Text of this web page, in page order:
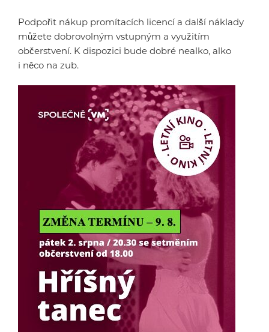
Podpořit nákup promítacích licencí a další náklady
můžete dobrovolným vstupným a využitím
občerstvení. K dispozici bude dobré nealko, alko
i něco na zub.